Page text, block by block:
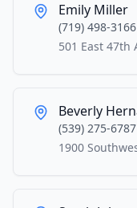
Emily Miller
(719) 498-3166
501 East 47th
Beverly
(539) 275-6787
1900